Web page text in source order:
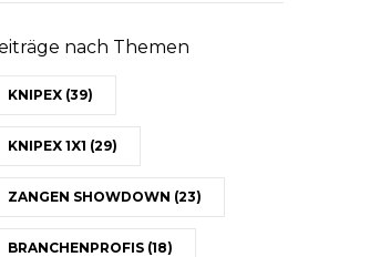
nach Themen
KNIPEX (39)
KNIPEX 1X1 (29)
ZANGEN SHOWDOWN (23)
BRANCHENPROFIS (18)